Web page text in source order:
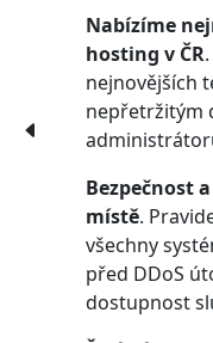
Nabízíme
hosting v ČR
nejnovějších
nepřetržitým
Bezpečnost
místě.
všechny
před DDoS
dostupnost